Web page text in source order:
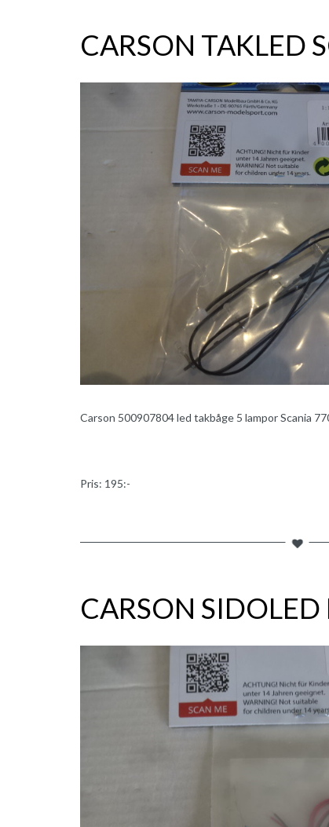
CARSON TAKLED
Carson 500907804 led takbåge 5 lampor Scania
Pris: 195:-
CARSON